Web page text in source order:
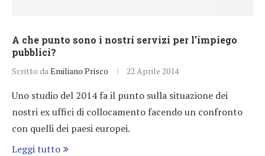
A che punto sono i nostri servizi per l’impiego
pubblici?
Scritto da Emiliano Prisco 22 Aprile 2014
Uno studio del 2014 fa il punto sulla situazione dei
nostri ex uffici di collocamento facendo un confronto
con quelli dei paesi europei.
Leggi tutto